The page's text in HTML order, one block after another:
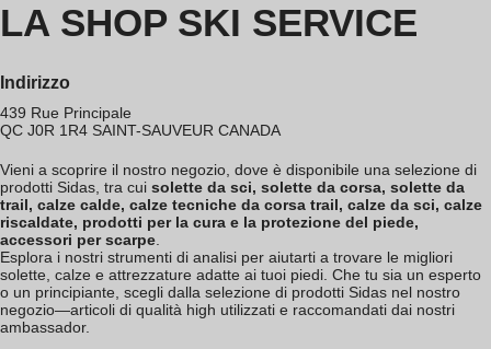
LA SHOP SKI SERVICE
Indirizzo
439 Rue Principale
QC J0R 1R4 SAINT-SAUVEUR CANADA
Vieni a scoprire il nostro negozio, dove è disponibile una selezione di
prodotti Sidas, tra cui solette da sci, solette da corsa, solette da
trail, calze calde, calze tecniche da corsa trail, calze da sci, calze
riscaldate, prodotti per la cura e la protezione del piede,
accessori per scarpe.
Esplora i nostri strumenti di analisi per aiutarti a trovare le migliori
solette, calze e attrezzature adatte ai tuoi piedi. Che tu sia un esperto
o un principiante, scegli dalla selezione di prodotti Sidas nel nostro
negozio—articoli di qualità high utilizzati e raccomandati dai nostri
ambassador.